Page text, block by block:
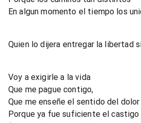
En algun momento el tiempo los
Quien lo dijera entregar la libertad
Voy a exigirle a la vida
Que me pague contigo,
Que me enseñe el sentido del dolor
Porque ya fue suficiente el castigo